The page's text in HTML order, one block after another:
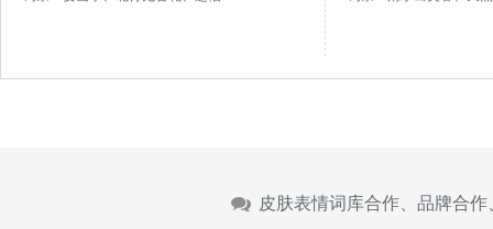
皮肤表情词库合作、品牌合